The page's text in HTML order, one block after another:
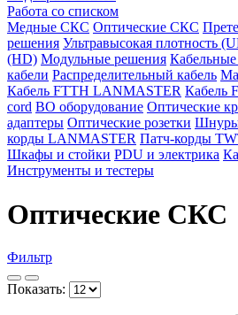
Работа со списком
Медные СКС Оптические СКС
решения Ультравысокая плотность
(HD) Модульные решения Кабельные
кабели Распределительный кабель
Кабель FTTH LANMASTER Кабель
cord ВО оборудование Оптические
адаптеры Оптические розетки Шнуры
корды LANMASTER Патч-корды
Шкафы и стойки PDU и электрика
Инструменты и тестеры
Оптические СКС
Фильтр
Показать: